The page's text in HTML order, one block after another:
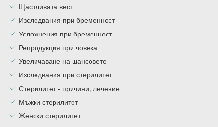
Щастливата вест
Изследвания при бременност
Усложнения при бременност
Репродукция при човека
Увеличаване на шансовете
Изследвания при стерилитет
Стерилитет - причини, лечение
Мъжки стерилитет
Женски стерилитет